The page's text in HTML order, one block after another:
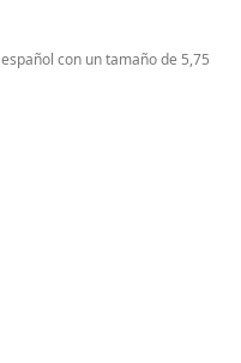
español con un tamaño de 5,75